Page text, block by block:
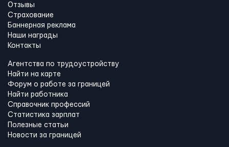
Отзывы
Страхование
Баннерная реклама
Наши награды
Контакты
Агентства по трудоустройству
Найти на карте
Форум о работе за границей
Найти работника
Справочник профессий
Статистика зарплат
Полезные статьи
Новости за границей